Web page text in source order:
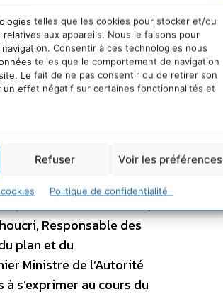
telles que les cookies pour stocker et/ou
aux appareils. Nous le faisons pour
navigation. Consentir à ces technologies nous
telles que le comportement de navigation
Le fait de ne pas consentir ou de retirer son
un effet négatif sur certaines fonctionnalités et
Refuser Voir les préférences
Politique de confidentialité
devenus trop
Christian Poncelet,
et de
Ollin, Ministre de
la commission des
François Goulard,
Merlin, Directeur
Présidente de la SNCF,
Responsable des
plan et du
Ministre de l’Autorité
s’exprimer au cours du